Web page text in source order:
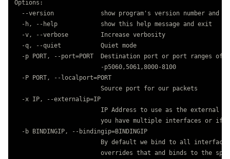
Options:
--version             show program's version number and
  -h, --help            show this help message and exit
  -v, --verbose         Increase verbosity
  -q, --quiet           Quiet mode
-p PORT, --port=PORT  Destination port or port ranges of
                        -p5060,5061,8000-8100
  -P PORT, --localport=PORT
                        Source port for our packets
  -x IP, --externalip=IP
IP Address to use as the external
you have multiple interfaces or if
  -b BINDINGIP, --bindingip=BINDINGIP
By default we bind to all
overrides that and binds to the